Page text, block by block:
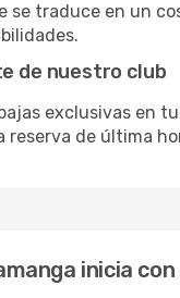
traduce en un
de nuestro club
exclusivas en
reserva de última
inicia